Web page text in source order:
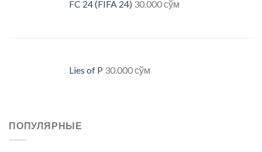
FC 24 (FIFA 24) 30.000сўм
Lies of P 30.000сўм
ПОПУЛЯРНЫЕ